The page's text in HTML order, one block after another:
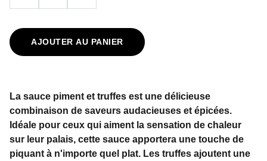
AJOUTER AU PANIER
La sauce piment et truffes est une délicieuse
combinaison de saveurs audacieuses et épicées.
Idéale pour ceux qui aiment la sensation de chaleur
sur leur palais, cette sauce apportera une touche de
piquant à n'importe quel plat. Les truffes ajoutent une